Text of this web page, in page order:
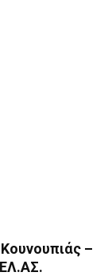
–
ΕΛ.ΑΣ.